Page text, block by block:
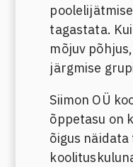
tagastata.
mõjuv
järgmise
Siimon OÜ
õppetasu on
õigus